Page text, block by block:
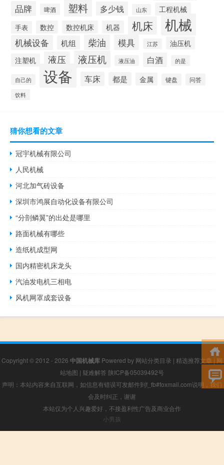
品牌 啤酒 塑料 多少钱 山东 工程机械
手表 数控 数控机床 机器 机床 机械
机械设备 机组 柴油 模具 江苏
油压机
注塑机
液压 液压机 液压油 白酒 的是
自己的 设备 车床 都是 金属 键盘 问答
饮料
猜你想看的文章
冠宇机械有限公司
人民机械
河北加气砖设备
深圳市鸿展自动化设备有限公司
“分剖鳞翼”的出处是哪里
路面机械有哪些
造纸机成型网
国内精密机床龙头
汽油发电机三相电
风机网罩成套设备
Copyright © 2012 - 2026 中国机械库 Powered by 网站分类目录 | 精选推荐文章 | 网
站地图 | 疑难解答 陕ICP备05039492号
声明：本站内容来自互联网，如信息有错误可发邮件到f_fb#foxmail.com说明，我们
会及时纠正，谢谢
本站仅为个人兴趣爱好，不接盈利性广告及商业合作
小男孩